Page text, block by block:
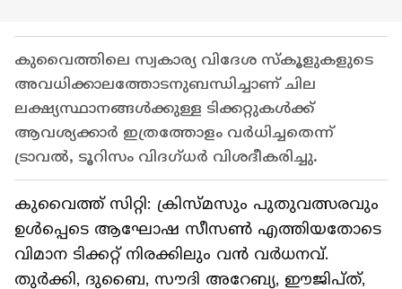
കുവൈത്തിലെ സ്വകാര്യ വിദേശ സ്‌കൂളുകളുടെ
അവധിക്കാലത്തോടനുബന്ധിച്ചാണ് ചില
ലക്ഷ്യസ്ഥാനങ്ങൾക്കുള്ള ടിക്കറ്റുകൾക്ക്
ആവശ്യക്കാര്‍ ഇത്രത്തോളം വർധിച്ചതെന്ന്
ട്രാവൽ, ടൂറിസം വിദഗ്ധർ വിശദീകരിച്ചു.
കുവൈത്ത് സിറ്റി: ക്രിസ്മസും പുതുവത്സരവും
ഉള്‍പ്പെടെ ആഘോഷ സീസണ്‍ എത്തിയതോടെ
വിമാന ടിക്കറ്റ് നിരക്കിലും വന്‍ വര്‍ധനവ്.
തുർക്കി, ദുബൈ, സൗദി അറേബ്യ, ഈജിപ്ത്,